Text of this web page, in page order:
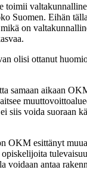
Suomen. Eihän
on
olisi ottanut
samaan aikaan
voida suoraan
esittänyt
antaa